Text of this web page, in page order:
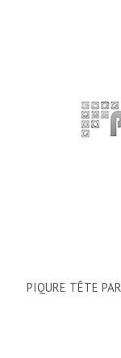
PIQURE TÊTE